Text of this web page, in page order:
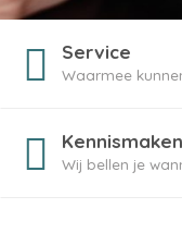
Service
Waarmee
Wij bellen je